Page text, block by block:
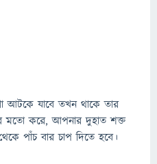
আটকে যাবে তখন থাকে তার
মতো করে, আপনার দুহাত শক্ত
পাঁচ বার চাপ দিতে হবে।